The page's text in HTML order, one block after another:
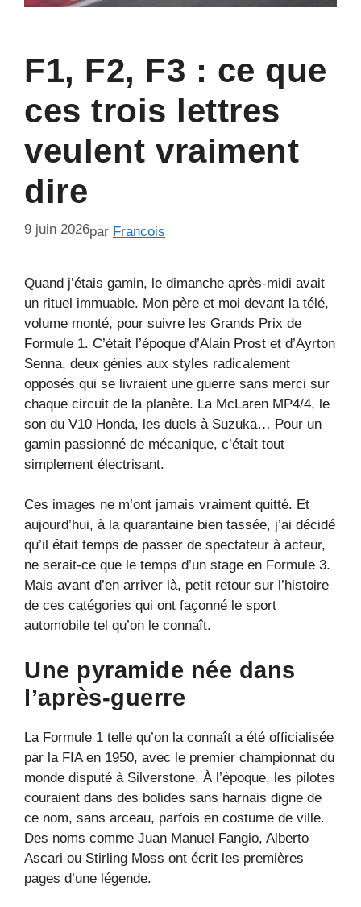
F1, F2, F3 : ce que
ces trois lettres
veulent vraiment
dire
9 juin 2026par Francois
Quand j’étais gamin, le dimanche après-midi avait
un rituel immuable. Mon père et moi devant la télé,
volume monté, pour suivre les Grands Prix de
Formule 1. C’était l’époque d’Alain Prost et d’Ayrton
Senna, deux génies aux styles radicalement
opposés qui se livraient une guerre sans merci sur
chaque circuit de la planète. La McLaren MP4/4, le
son du V10 Honda, les duels à Suzuka… Pour un
gamin passionné de mécanique, c’était tout
simplement électrisant.
Ces images ne m’ont jamais vraiment quitté. Et
aujourd’hui, à la quarantaine bien tassée, j’ai décidé
qu’il était temps de passer de spectateur à acteur,
ne serait-ce que le temps d’un stage en Formule 3.
Mais avant d’en arriver là, petit retour sur l’histoire
de ces catégories qui ont façonné le sport
automobile tel qu’on le connaît.
Une pyramide née dans
l’après-guerre
La Formule 1 telle qu’on la connaît a été officialisée
par la FIA en 1950, avec le premier championnat du
monde disputé à Silverstone. À l’époque, les pilotes
couraient dans des bolides sans harnais digne de
ce nom, sans arceau, parfois en costume de ville.
Des noms comme Juan Manuel Fangio, Alberto
Ascari ou Stirling Moss ont écrit les premières
pages d’une légende.